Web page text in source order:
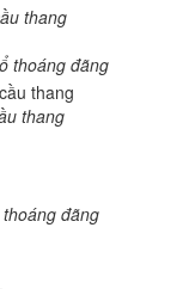
thang
thoáng đãng
thang
đãng